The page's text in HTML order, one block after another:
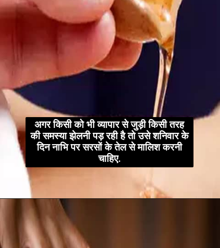
अगर किसी को भी व्यापार से जुड़ी किसी तरह
की समस्या झेलनी पड़ रही है तो उसे शनिवार के
दिन नाभि पर सरसों के तेल से मालिश करनी
चाहिए.